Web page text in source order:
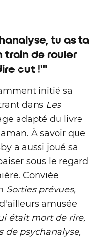
tu as ta
train de rouler
cut !'"
initié sa
dans Les
adapté du livre
À savoir que
a aussi joué sa
sous le regard
Conviée
Sorties prévues,
amusée.
était mort de rire,
de psychanalyse,